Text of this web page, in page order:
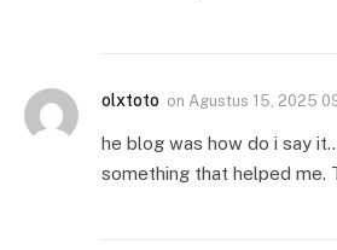
olxtoto on Agustus 15, 2025
he blog was how do i say
something that helped me.